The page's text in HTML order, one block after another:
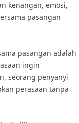
kenangan, emosi,
pasangan
pasangan adalah
ingin
seorang penyanyi
perasaan tanpa